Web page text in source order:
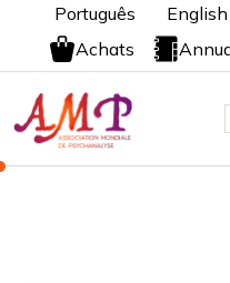
Português English
Achats